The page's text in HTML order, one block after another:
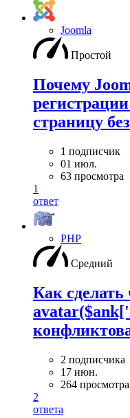
Joomla
Простой
Почему
страницу
1 подписчик
01 июл.
63 просмотра
1
ответ
PHP
Средний
Как
2 подписчика
17 июн.
264 просмотра
2
ответа